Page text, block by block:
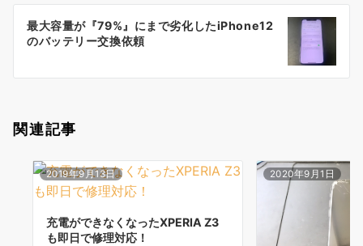
ン
最大容量が『79%』にまで劣化したiPhone12
のバッテリー交換依頼
関連記事
2019年9月13日
充電ができなくなったXPERIA Z3
も即日で修理対応！
2020年9月1日